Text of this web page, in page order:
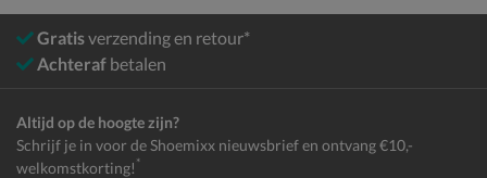
Gratisverzending en retour*
Achteraf betalen
Altijd op de hoogte zijn?
Schrijf je in voor de Shoemixx nieuwsbrief en ontvang €10,-
welkomstkorting! *